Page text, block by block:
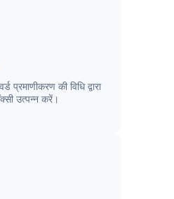
प्रमाणीकरण की विधि द्वारा
उत्पन्न करें।